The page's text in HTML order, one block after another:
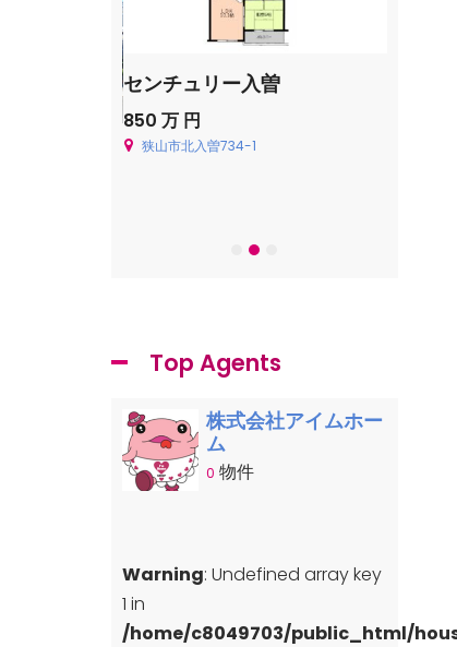
センチュリー入曽
850 万 円
狭山市北入曽734-1
Top Agents
株式会社アイムホー
ム
0 物件
Warning: Undefined array key
1 in
/home/c8049703/public_html/